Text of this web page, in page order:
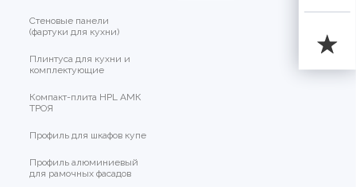
Стеновые панели
(фартуки для кухни)
Плинтуса для кухни и
комплектующие
Компакт-плита HPL АМК
ТРОЯ
Профиль для шкафов купе
Профиль алюминиевый
для рамочных фасадов